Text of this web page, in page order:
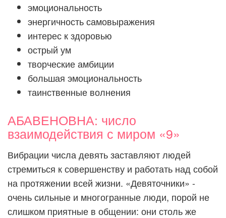
эмоциональность
энергичность самовыражения
интерес к здоровью
острый ум
творческие амбиции
большая эмоциональность
таинственные волнения
АБАВЕНОВНА: число
взаимодействия с миром «9»
Вибрации числа девять заставляют людей
стремиться к совершенству и работать над собой
на протяжении всей жизни. «Девяточники» -
очень сильные и многогранные люди, порой не
слишком приятные в общении: они столь же